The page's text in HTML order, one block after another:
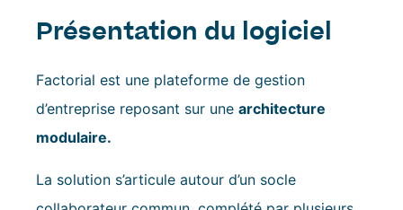
Présentation du logiciel
Factorial est une plateforme de gestion
d’entreprise reposant sur une architecture
modulaire.
La solution s’articule autour d’un socle